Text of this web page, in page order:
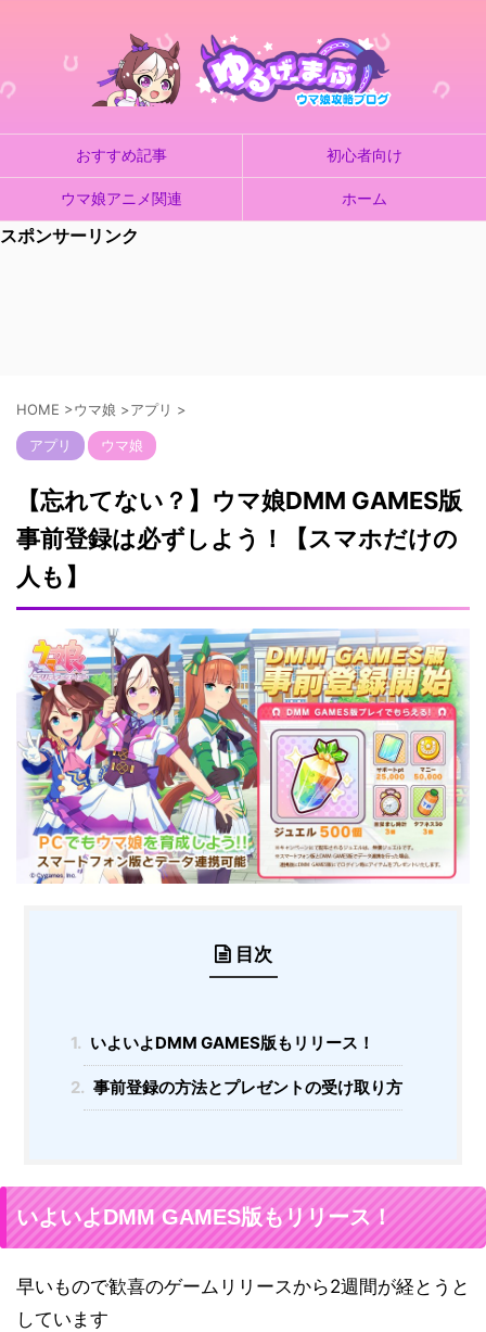
おすすめ記事 初心者向け
ウマ娘アニメ関連 ホーム
スポンサーリンク
HOME >ウマ娘 >アプリ >
アプリ ウマ娘
【忘れてない？】ウマ娘DMM GAMES版
事前登録は必ずしよう！【スマホだけの
人も】
目次
1. いよいよDMM GAMES版もリリース！
2. 事前登録の方法とプレゼントの受け取り方
いよいよDMM GAMES版もリリース！
早いもので歓喜のゲームリリースから2週間が経とうと
しています